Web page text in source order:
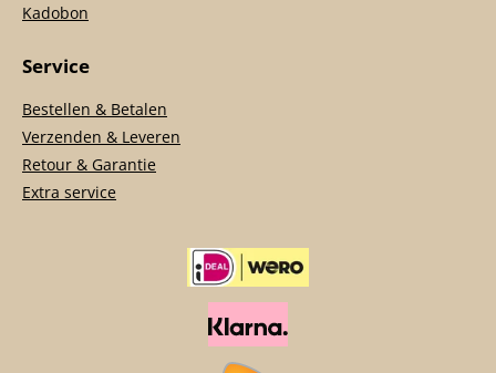
Kadobon
Service
Bestellen & Betalen
Verzenden & Leveren
Retour & Garantie
Extra service